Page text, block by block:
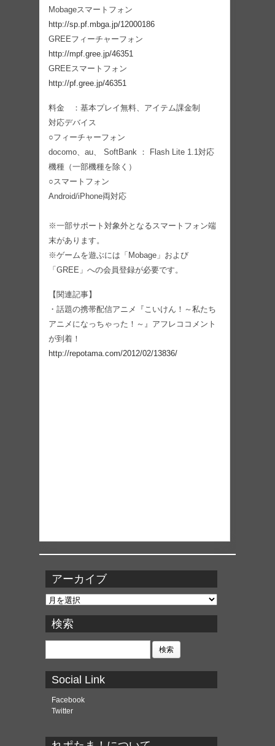
Mobageスマートフォン
http://sp.pf.mbga.jp/12000186
GREEフィーチャーフォン
http://mpf.gree.jp/46351
GREEスマートフォン
http://pf.gree.jp/46351
料金 ：基本プレイ無料、アイテム課金制
対応デバイス
○フィーチャーフォン
docomo、au、 SoftBank ： Flash Lite 1.1対応
機種（一部機種を除く）
○スマートフォン
Android/iPhone両対応
※一部サポート対象外となるスマートフォン端
末があります。
※ゲームを遊ぶには「Mobage」および
「GREE」への会員登録が必要です。
【関連記事】
・話題の携帯配信アニメ『こいけん！～私たち
アニメになっちゃった！～』アフレココメント
が到着！
http://repotama.com/2012/02/13836/
アーカイブ
ア
カ
イ
ブ
検索
検
Social Link
Facebook
Twitter